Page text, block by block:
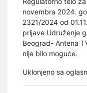
novembra 2024.
2321/2024 od
prijave Udruženje
Beograd- Antena
nije bilo moguće.
Uklonjeno sa